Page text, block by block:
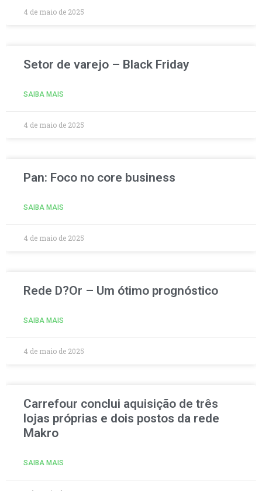
4 de maio de 2025
Setor de varejo – Black Friday
SAIBA MAIS
4 de maio de 2025
Pan: Foco no core business
SAIBA MAIS
4 de maio de 2025
Rede D?Or – Um ótimo prognóstico
SAIBA MAIS
4 de maio de 2025
Carrefour conclui aquisição de três
lojas próprias e dois postos da rede
Makro
SAIBA MAIS